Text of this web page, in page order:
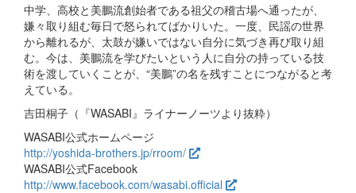
中学、高校と美鵬流創始者である祖父の稽古場へ通ったが、
嫌々取り組む毎日で怒られてばかりいた。一度、民謡の世界
から離れるが、太鼓が嫌いではない自分に気づき再び取り組
む。今は、美鵬流を学びたいという人に自分の持っている技
術を渡していくことが、“美鵬”の名を残すことにつながると考
えている。
吉田桐子（『WASABI』ライナーノーツより抜粋）
WASABI公式ホームページ
http://yoshida-brothers.jp/rroom/
WASABI公式Facebook
http://www.facebook.com/wasabi.official